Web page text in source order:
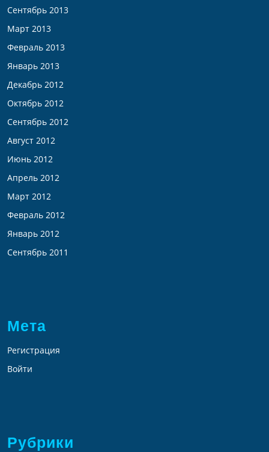
Сентябрь 2013
Март 2013
Февраль 2013
Январь 2013
Декабрь 2012
Октябрь 2012
Сентябрь 2012
Август 2012
Июнь 2012
Апрель 2012
Март 2012
Февраль 2012
Январь 2012
Сентябрь 2011
Мета
Регистрация
Войти
Рубрики